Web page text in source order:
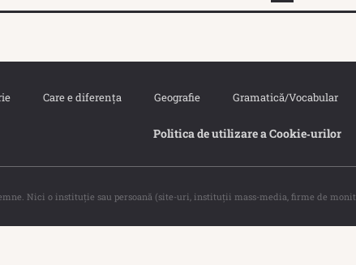
Care e diferența Geografie Gramatică/Vocabular
Politica de utilizare a Cookie‐urilor
Nici o instituţie sau persoană (site-uri, instituţii mass-media, firme de